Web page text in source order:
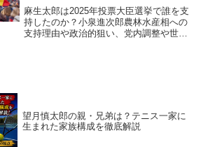
麻生太郎は2025年投票大臣選挙で誰を支
持したのか？小泉進次郎農林水産相への
支持理由や政治的狙い、党内調整や世代
望月慎太郎の親・兄弟は？テニス一家に
生まれた家族構成を徹底解説